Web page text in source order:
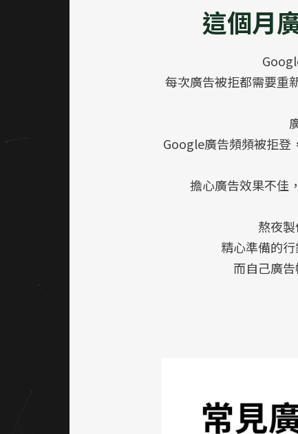
這個月
每次廣告被拒都需要重
Google廣告頻頻被拒登
擔心廣告效果不佳
熬夜
精心準備的
而自己廣